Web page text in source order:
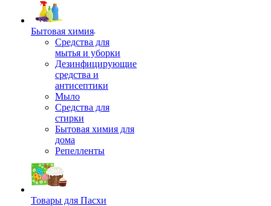
Бытовая химия
Средства для
мытья и уборки
Дезинфицирующие
средства и
антисептики
Мыло
Средства для
стирки
Бытовая химия для
дома
Репелленты
Товары для Пасхи